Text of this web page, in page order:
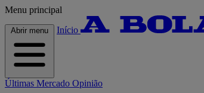
Menu principal
Abrir menu Início
Últimas Mercado Opinião